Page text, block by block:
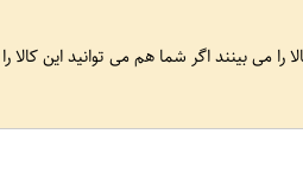
را می بینند اگر شما هم می توانید این کالا